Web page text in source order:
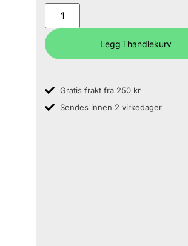
Legg i handlekurv
Gratis frakt fra 250 kr
Sendes innen 2 virkedager